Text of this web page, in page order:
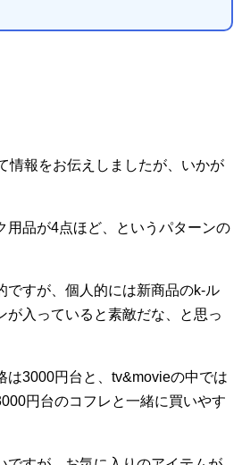
情報をお伝えしましたが、いかが
用品が4点ほど、というパターンの
ですが、個人的には新商品のk-ル
が入っていると素敵だな、と思っ
は3000円台と、tv&movieの中では
円台のコフレと一緒に買いやす